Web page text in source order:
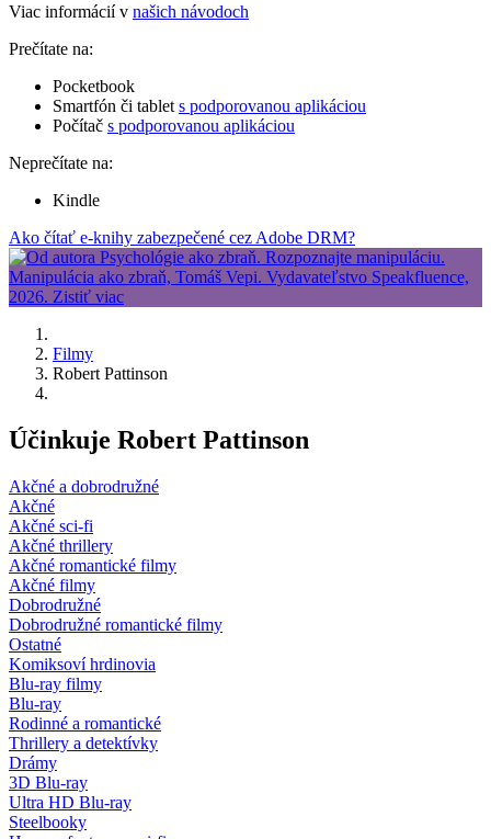
Viac informácií v našich návodoch
Prečítate na:
Pocketbook
Smartfón či tablet s podporovanou aplikáciou
Počítač s podporovanou aplikáciou
Neprečítate na:
Kindle
Ako čítať e-knihy zabezpečené cez Adobe DRM?
Filmy
Robert Pattinson
Účinkuje Robert Pattinson
Akčné a dobrodružné
Akčné
Akčné sci-fi
Akčné thrillery
Akčné romantické filmy
Akčné filmy
Dobrodružné
Dobrodružné romantické filmy
Ostatné
Komiksoví hrdinovia
Blu-ray filmy
Blu-ray
Rodinné a romantické
Thrillery a detektívky
Drámy
3D Blu-ray
Ultra HD Blu-ray
Steelbooky